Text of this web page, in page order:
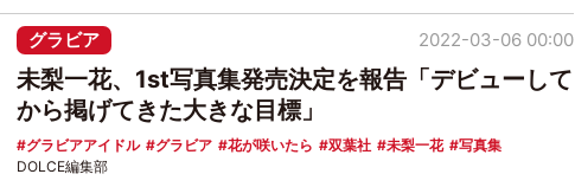
グラビア
未梨一花、1st写真集発売決定を報告「デビューして
から掲げてきた大きな目標」
グラビアアイドル グラビア 花が咲いたら 双葉社 未梨一花 写真集
2022-03-06 00:00
DOLCE編集部